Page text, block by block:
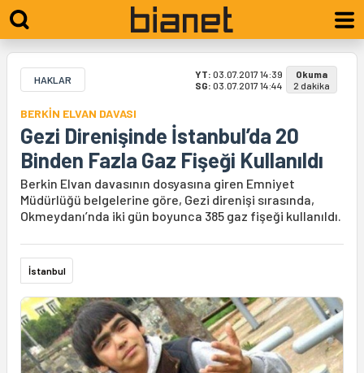
HAKLAR YT: 03.07.2017 14:39
SG: 03.07.2017 14:44
Okuma
2 dakika
BERKİN ELVAN DAVASI
Gezi Direnişinde İstanbul’da 20
Binden Fazla Gaz Fişeği Kullanıldı
Berkin Elvan davasının dosyasına giren Emniyet
Müdürlüğü belgelerine göre, Gezi direnişi sırasında,
Okmeydanı’nda iki gün boyunca 385 gaz fişeği kullanıldı.
İstanbul